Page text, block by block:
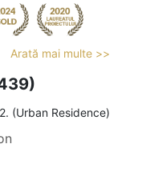
Arată mai multe >>
(Urban Residence)